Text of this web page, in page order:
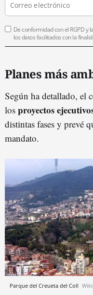
De conformidad con el RGPD y
los datos facilitados con la
Planes más
Según ha detallado, el
los proyectos
distintas fases y prevé
mandato.
Parque del Creueta del Coll